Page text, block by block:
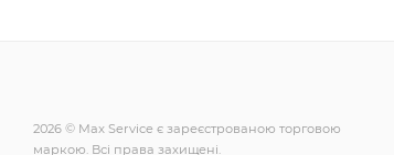
2026 © Max Service є зареєстрованою торговою
маркою. Всі права захищені.